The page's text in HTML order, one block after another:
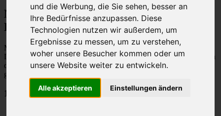
und die Werbung, die Sie sehen, besser an
Ihre Bedürfnisse anzupassen. Diese
Technologien nutzen wir außerdem, um
Ergebnisse zu messen, um zu verstehen,
woher unsere Besucher kommen oder um
unsere Website weiter zu entwickeln.
Alle akzeptieren Einstellungen ändern
M-Klasse MLCD-Foren des ML-Club-
Deutschland - Nutzungsbedingungen
Mit dem Zugriff auf „M-Klasse MLCD-Foren des ML-Club-
Deutschland“ („https://www.mlcd.de/MLCDForen“) wird zwischen
dir und dem Betreiber ein Vertrag mit folgenden Regelungen
geschlossen:
1. Nutzungsvertrag